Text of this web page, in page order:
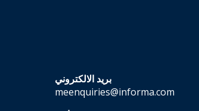
بريد الالكتروني
meenquiries@informa.com